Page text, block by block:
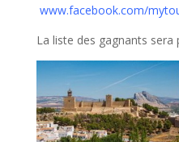
www.facebook.com/
La liste des gagnants sera